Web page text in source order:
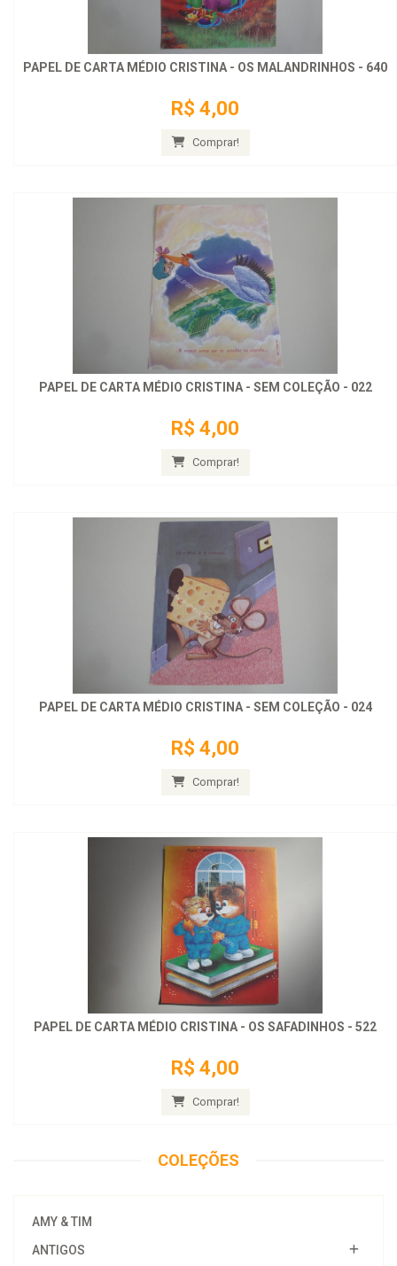
PAPEL DE CARTA MÉDIO CRISTINA - OS MALANDRINHOS - 640
R$ 4,00
Comprar!
PAPEL DE CARTA MÉDIO CRISTINA - SEM COLEÇÃO - 022
R$ 4,00
Comprar!
PAPEL DE CARTA MÉDIO CRISTINA - SEM COLEÇÃO - 024
R$ 4,00
Comprar!
PAPEL DE CARTA MÉDIO CRISTINA - OS SAFADINHOS - 522
R$ 4,00
Comprar!
COLEÇÕES
AMY & TIM
ANTIGOS